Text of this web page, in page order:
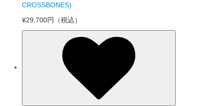
CROSSBONES)
¥29,700円 （税込）